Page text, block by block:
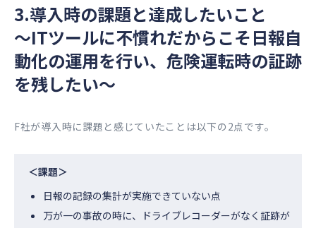
3.導入時の課題と達成したいこと
〜ITツールに不慣れだからこそ日報自
動化の運用を行い、危険運転時の証跡
を残したい〜
F社が導入時に課題と感じていたことは以下の2点です。
＜課題＞
日報の記録の集計が実施できていない点
万が一の事故の時に、ドライブレコーダーがなく証跡が